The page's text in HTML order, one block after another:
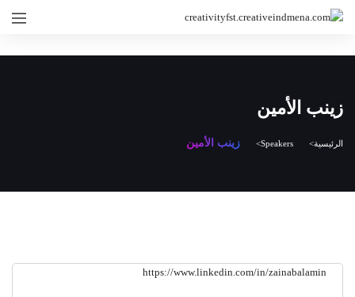
زينب الأمين
الرئيسية Speakers زينب الأمين
https://www.linkedin.com/in/zainabalamin